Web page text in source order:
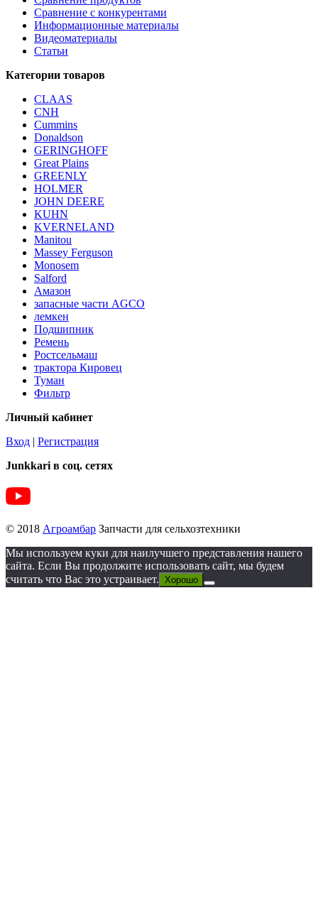
Сравнение с конкурентами
Информационные материалы
Видеоматериалы
Статьи
Категории товаров
CLAAS
CNH
Cummins
Donaldson
GERINGHOFF
Great Plains
GREENLY
HOLMER
JOHN DEERE
KUHN
KVERNELAND
Manitou
Massey Ferguson
Monosem
Salford
Амазон
запасные части AGCO
лемкен
Подшипник
Ремень
Ростсельмаш
трактора Кировец
Туман
Фильтр
Личный кабинет
Вход | Регистрация
Junkkari в соц. сетях
© 2018 Агроамбар Запчасти для сельхозтехники
Мы используем куки для наилучшего представления нашего
сайта. Если Вы продолжите использовать сайт, мы будем
считать что Вас это устраивает. Хорошо